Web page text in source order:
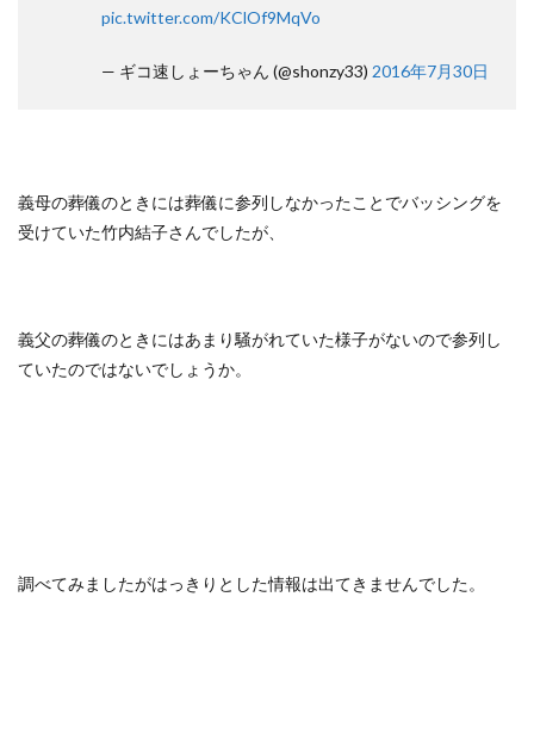
pic.twitter.com/KClOf9MqVo
— ギコ速しょーちゃん (@shonzy33) 2016年7月30日
義母の葬儀のときには葬儀に参列しなかったことでバッシングを
受けていた竹内結子さんでしたが、
義父の葬儀のときにはあまり騒がれていた様子がないので参列し
ていたのではないでしょうか。
調べてみましたがはっきりとした情報は出てきませんでした。